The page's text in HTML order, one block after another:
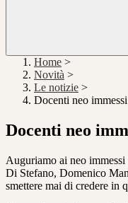
Home >
Novità >
Le notizie >
Docenti neo
Docenti neo
Auguriamo ai neo
Di Stefano, Domenico
smettere mai di credere in